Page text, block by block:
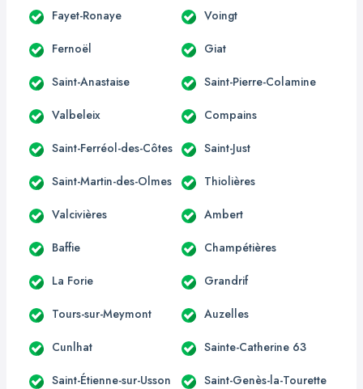
Fayet-Ronaye Voingt
Fernoël Giat
Saint-Anastaise Saint-Pierre-Colamine
Valbeleix Compains
Saint-Ferréol-des-Côtes Saint-Just
Saint-Martin-des-Olmes Thiolières
Valcivières Ambert
Baffie Champétières
La Forie Grandrif
Tours-sur-Meymont Auzelles
Cunlhat Sainte-Catherine 63
Saint-Étienne-sur-Usson Saint-Genès-la-Tourette